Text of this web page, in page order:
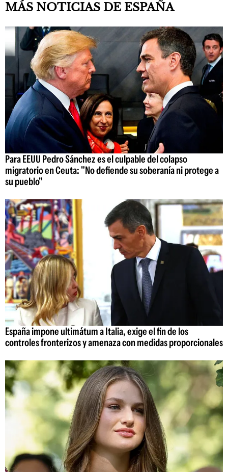
MÁS NOTICIAS DE ESPAÑA
Para EEUU Pedro Sánchez es el culpable del colapso
migratorio en Ceuta: "No defiende su soberanía ni protege a
su pueblo"
España impone ultimátum a Italia, exige el fin de los
controles fronterizos y amenaza con medidas proporcionales